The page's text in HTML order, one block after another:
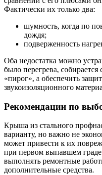
Фактически их только два:
шумность, когда по
дождя;
подверженность
Оба недостатка можно
было перегрева,
«пирог», а обеспечить
звукоизоляционного
Рекомендации по
Крыша из стального
варианту, но важно не
может привести к их
при первом выпавшем
выполнять ремонтные
дополнительные средства.